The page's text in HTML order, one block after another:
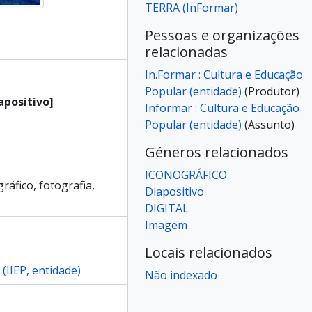
fotografia,
entidade)
TERRA (InFormar)
Pessoas e organizações
relacionadas
In.Formar : Cultura e Educação
Popular (entidade) (Produtor)
Informar : Cultura e Educação
Popular (entidade) (Assunto)
Géneros relacionados
ICONOGRÁFICO
Diapositivo
DIGITAL
Imagem
Locais relacionados
Não indexado